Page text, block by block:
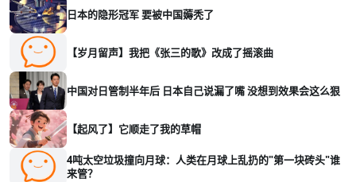
日本的隐形冠军 要被中国薅秃了
【岁月留声】我把《张三的歌》改成了摇滚曲
中国对日管制半年后 日本自己说漏了嘴 没想到效果会这么狠
【起风了】它顺走了我的草帽
4吨太空垃圾撞向月球：人类在月球上乱扔的"第一块砖头"谁
来管？